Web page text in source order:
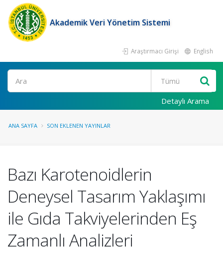
Akademik Veri Yönetim Sistemi
Araştırmacı Girişi English
Ara
Detaylı Arama
ANA SAYFA SON EKLENEN YAYINLAR
Bazı Karotenoidlerin
Deneysel Tasarım Yaklaşımı
ile Gıda Takviyelerinden Eş
Zamanlı Analizleri